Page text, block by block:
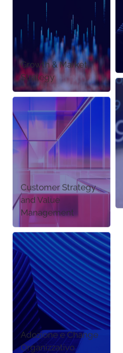
Growth & Market
Strategy
Customer Strategy
and Value
Management
Adozione e Change
Organizzativo